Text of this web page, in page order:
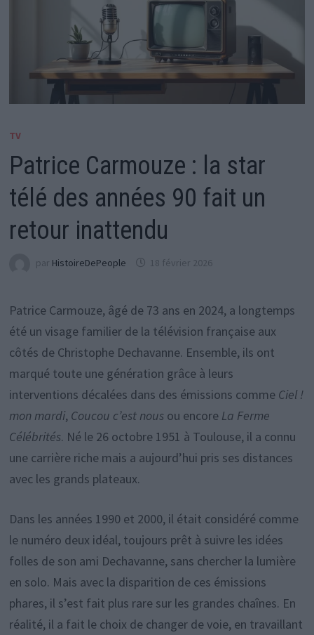
TV
Patrice Carmouze : la star
télé des années 90 fait un
retour inattendu
par HistoireDePeople 18 février 2026
Patrice Carmouze, âgé de 73 ans en 2024, a longtemps
été un visage familier de la télévision française aux
côtés de Christophe Dechavanne. Ensemble, ils ont
marqué toute une génération grâce à leurs
interventions décalées dans des émissions comme Ciel !
mon mardi, Coucou c’est nous ou encore La Ferme
Célébrités. Né le 26 octobre 1951 à Toulouse, il a connu
une carrière riche mais a aujourd’hui pris ses distances
avec les grands plateaux.
Dans les années 1990 et 2000, il était considéré comme
le numéro deux idéal, toujours prêt à suivre les idées
folles de son ami Dechavanne, sans chercher la lumière
en solo. Mais avec la disparition de ces émissions
phares, il s’est fait plus rare sur les grandes chaînes. En
réalité, il a fait le choix de changer de voie, en travaillant